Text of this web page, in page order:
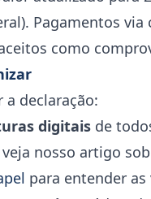
Pagamentos via
como
a declaração:
digitais de
nosso artigo
para entender as